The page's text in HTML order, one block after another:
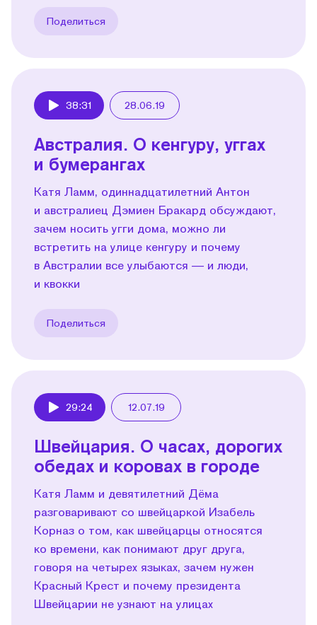
Поделиться
38:31 28.06.19
Австралия. О кенгуру, уггах
и бумерангах
Катя Ламм, одиннадцатилетний Антон
и австралиец Дэмиен Бракард обсуждают,
зачем носить угги дома, можно ли
встретить на улице кенгуру и почему
в Австралии все улыбаются — и люди,
и квокки
Поделиться
29:24 12.07.19
Швейцария. О часах, дорогих
обедах и коровах в городе
Катя Ламм и девятилетний Дёма
разговаривают со швейцаркой Изабель
Корназ о том, как швейцарцы относятся
ко времени, как понимают друг друга,
говоря на четырех языках, зачем нужен
Красный Крест и почему президента
Швейцарии не узнают на улицах